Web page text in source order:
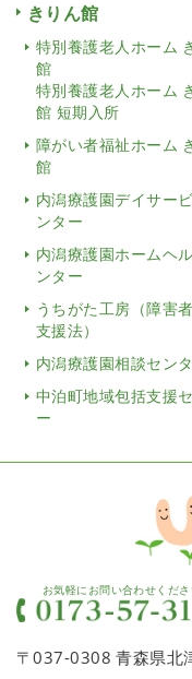
きりん館
特別養護老人ホーム
館
特別養護老人ホーム
館 短期入所
障がい者福祉ホーム
館
内潟療護園デイサー
ンター
内潟療護園ホームヘ
ンター
うちがた工房（障害
支援法）
内潟療護園相談セン
中泊町地域包括支援
ー
お気軽にお問い合わせくだ
〒037-0308 青森県北